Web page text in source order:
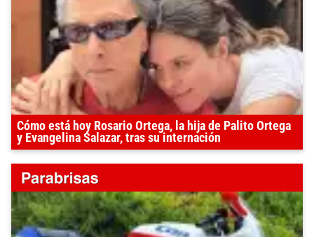
Cómo está hoy Rosario Ortega, la hija de Palito Ortega
y Evangelina Salazar, tras su internación